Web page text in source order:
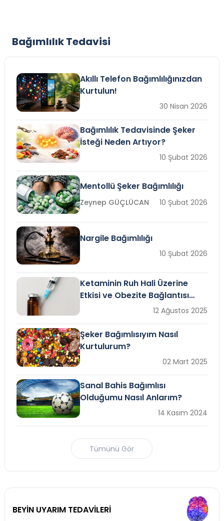
Bağımlılık Tedavisi
Akıllı Telefon Bağımlılığınızdan
Kurtulun!
30 Nisan 2026
Bağımlılık Tedavisinde Şeker
İsteği Neden Artıyor?
10 Şubat 2026
Mentollü Şeker Bağımlılığı
Zeynep GÜÇLÜCAN 10 Şubat 2026
Nargile Bağımlılığı
10 Şubat 2026
Ketaminin Ruh Hali Üzerine
Etkisi ve Obezite Bağlantısı
12 Ağustos 2025
Şeker Bağımlısıyım Nasıl
Kurtulurum?
02 Mart 2025
Sanal Bahis Bağımlısı
Olduğumu Nasıl Anlarım?
14 Kasım 2024
Tümünü Gör
BEYİN UYARIM TEDAVİLERİ